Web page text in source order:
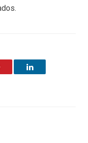
LinkedIn